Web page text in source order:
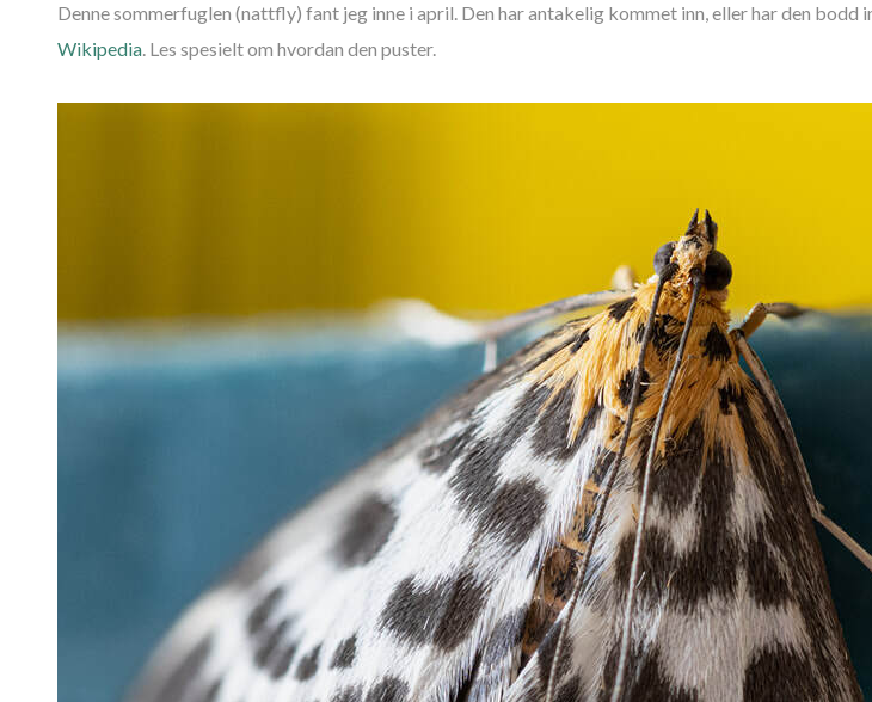
Denne sommerfuglen (nattfly) fant jeg inne i april. Den har antakelig kommet inn, eller har den bodd
Wikipedia. Les spesielt om hvordan den puster.